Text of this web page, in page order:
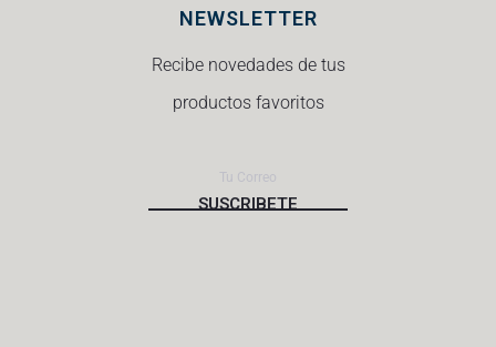
NEWSLETTER
Recibe novedades de tus
productos favoritos